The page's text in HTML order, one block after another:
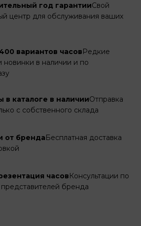
год гарантииСвой
центр для обслуживания ваших
вариантов часовРедкие
новинки в наличии и по
в каталоге в наличииОтправка
с собственного склада
от брендаБесплатная доставка
часовКонсультации по
представителей бренда